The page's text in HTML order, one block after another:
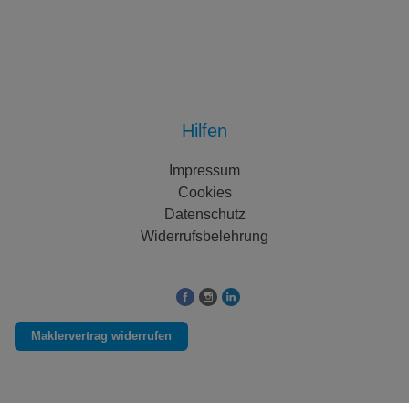
Hilfen
Impressum
Cookies
Datenschutz
Widerrufsbelehrung
Maklervertrag widerrufen